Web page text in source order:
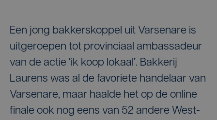
Een jong bakkerskoppel uit Varsenare is
uitgeroepen tot provinciaal ambassadeur
van de actie ‘ik koop lokaal’. Bakkerij
Laurens was al de favoriete handelaar van
Varsenare, maar haalde het op de online
finale ook nog eens van 52 andere West-